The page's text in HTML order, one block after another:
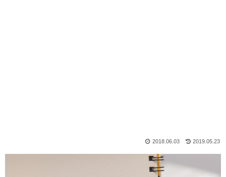
2019.05.23
2018.06.03